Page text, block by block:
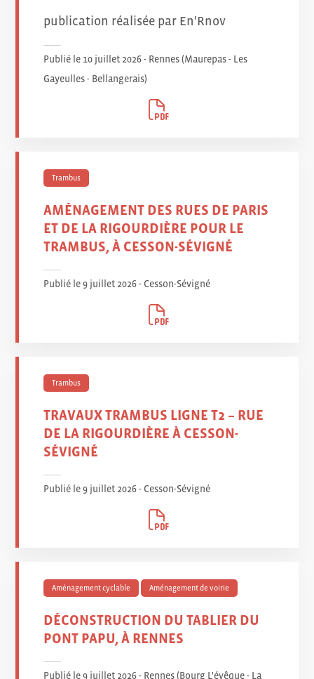
publication réalisée par En'Rnov
Publié le 10 juillet 2026 - Rennes (Maurepas - Les
Gayeulles - Bellangerais)
Trambus
AMÉNAGEMENT DES RUES DE PARIS
ET DE LA RIGOURDIÈRE POUR LE
TRAMBUS, À CESSON-SÉVIGNÉ
Publié le 9 juillet 2026 - Cesson-Sévigné
Trambus
TRAVAUX TRAMBUS LIGNE T2 – RUE
DE LA RIGOURDIÈRE À CESSON-
SÉVIGNÉ
Publié le 9 juillet 2026 - Cesson-Sévigné
Aménagement cyclable Aménagement de voirie
DÉCONSTRUCTION DU TABLIER DU
PONT PAPU, À RENNES
Publié le 9 juillet 2026 - Rennes (Bourg L'évêque - La